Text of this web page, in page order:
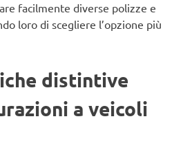
facilmente diverse polizze e
loro di scegliere l’opzione più
distintive
a veicoli